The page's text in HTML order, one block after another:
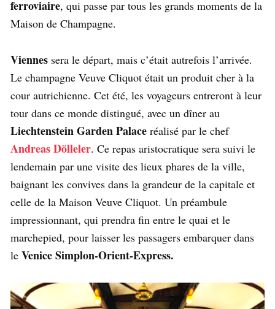
ferroviaire, qui passe par tous les grands moments de la
Maison de Champagne.
Viennes sera le départ, mais c’était autrefois l’arrivée.
Le champagne Veuve Cliquot était un produit cher à la
cour autrichienne. Cet été, les voyageurs entreront à leur
tour dans ce monde distingué, avec un dîner au
Liechtenstein Garden Palace réalisé par le chef
Andreas Dölleler. Ce repas aristocratique sera suivi le
lendemain par une visite des lieux phares de la ville,
baignant les convives dans la grandeur de la capitale et
celle de la Maison Veuve Cliquot. Un préambule
impressionnant, qui prendra fin entre le quai et le
marchepied, pour laisser les passagers embarquer dans
le Venice Simplon-Orient-Express.